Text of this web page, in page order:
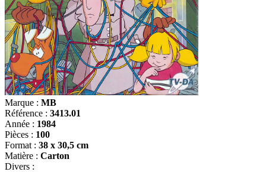
Marque : MB
Référence : 3413.01
Année : 1984
Pièces : 100
Format : 38 x 30,5 cm
Matière : Carton
Divers :